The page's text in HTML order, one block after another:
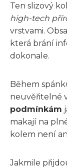
Ten slizový
high-tech
vrstvami.
která brání
dokonale.
Během
neuvěřitelné
podmínkám
makají na
kolem není
Jakmile